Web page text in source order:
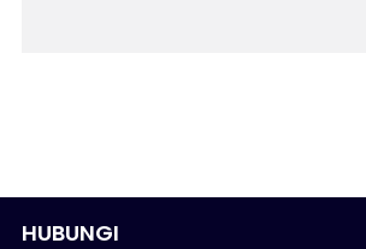
HUBUNGI